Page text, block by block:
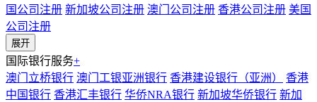
国公司注册 新加坡公司注册 澳门公司注册 香港公司注册 美国
公司注册
展开
国际银行服务+
澳门立桥银行 澳门工银亚洲银行 香港建设银行（亚洲）
香港
中国银行 香港汇丰银行 华侨NRA银行 新加坡华侨银行 新加